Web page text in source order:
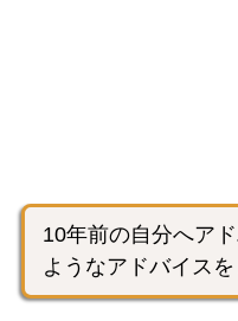
10年前の自分へア
ようなアドバイスを